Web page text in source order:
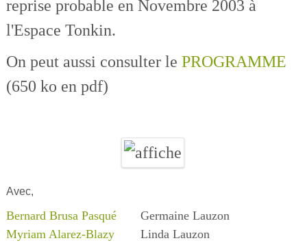
reprise probable en Novembre 2003 à
l'Espace Tonkin.
On peut aussi consulter le PROGRAMME
(650 ko en pdf)
Avec,
Bernard Brusa Pasqué
Germaine Lauzon
Myriam Alarez-Blazy
Linda Lauzon